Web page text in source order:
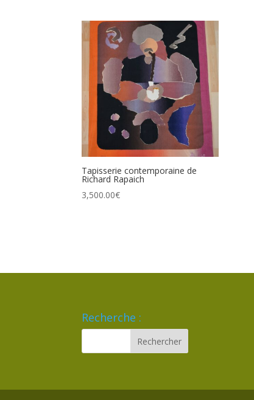
Tapisserie contemporaine de
Richard Rapaich
3,500.00€
Recherche :